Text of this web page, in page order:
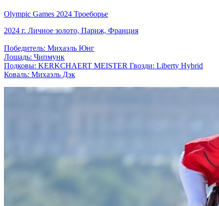
Olympic Games 2024 Троеборье
2024 г. Личное золото, Париж, Франция
Победитель: Михаэль Юнг
Лошадь: Чипмунк
Подковы: KERKCHAERT MEISTER Гвозди: Liberty Hybrid
Коваль: Михаэль Дэк